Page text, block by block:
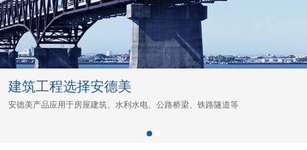
建筑工程选择安德美
安德美产品应用于房屋建筑、水利水电、公路桥梁、铁路隧道等